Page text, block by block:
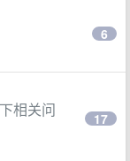
6
相关问
17